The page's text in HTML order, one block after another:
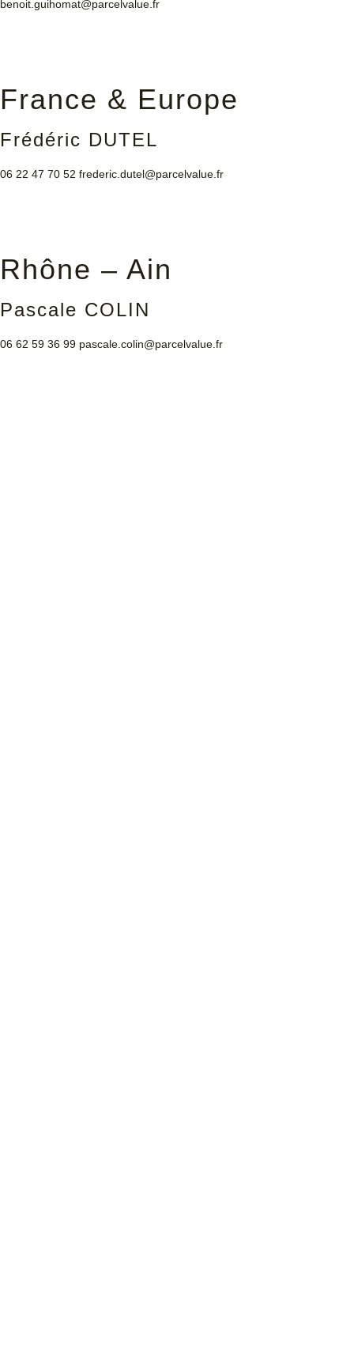
benoit.guihomat@parcelvalue.fr
France & Europe
Frédéric DUTEL
06 22 47 70 52 frederic.dutel@parcelvalue.fr
Rhône – Ain
Pascale COLIN
06 62 59 36 99 pascale.colin@parcelvalue.fr